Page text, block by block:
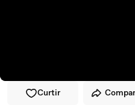
Curtir